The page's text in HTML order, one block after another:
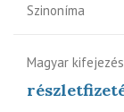
Szinoníma
Magyar kifejezés